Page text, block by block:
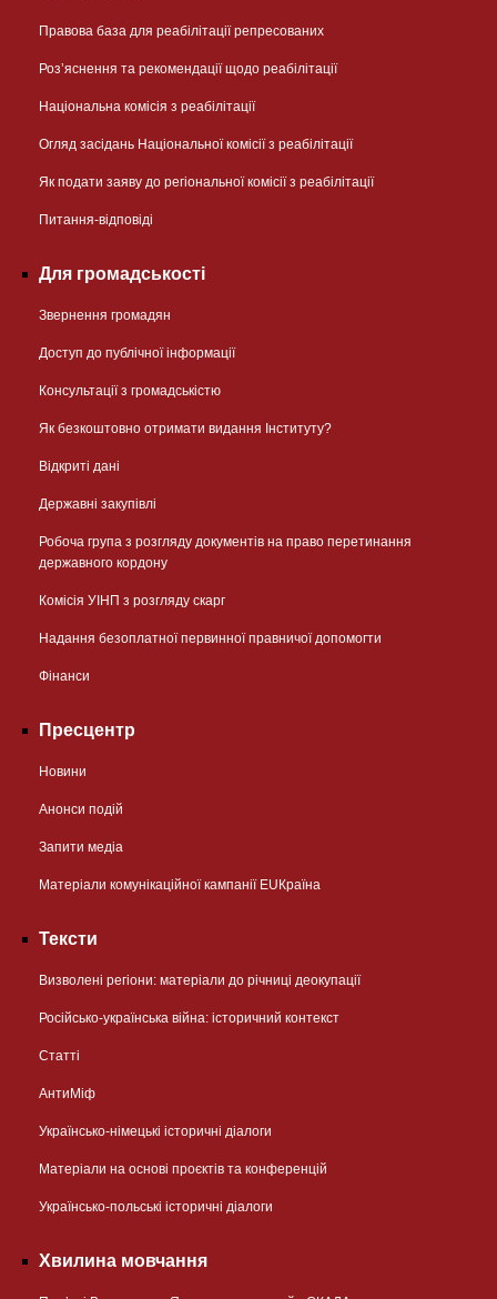
Правова база для реабілітації репресованих
Розʼяснення та рекомендації щодо реабілітації
Національна комісія з реабілітації
Огляд засідань Національної комісії з реабілітації
Як подати заяву до регіональної комісії з реабілітації
Питання-відповіді
Для громадськості
Звернення громадян
Доступ до публічної інформації
Консультації з громадськістю
Як безкоштовно отримати видання Інституту?
Відкриті дані
Державні закупівлі
Робоча група з розгляду документів на право перетинання
державного кордону
Комісія УІНП з розгляду скарг
Надання безоплатної первинної правничої допомогти
Фінанси
Пресцентр
Новини
Анонси подій
Запити медіа
Матеріали комунікаційної кампанії EUКраїна
Тексти
Визволені регіони: матеріали до річниці деокупації
Російсько-українська війна: історичний контекст
Статті
АнтиМіф
Українсько-німецькі історичні діалоги
Матеріали на основі проєктів та конференцій
Українсько-польські історичні діалоги
Хвилина мовчання